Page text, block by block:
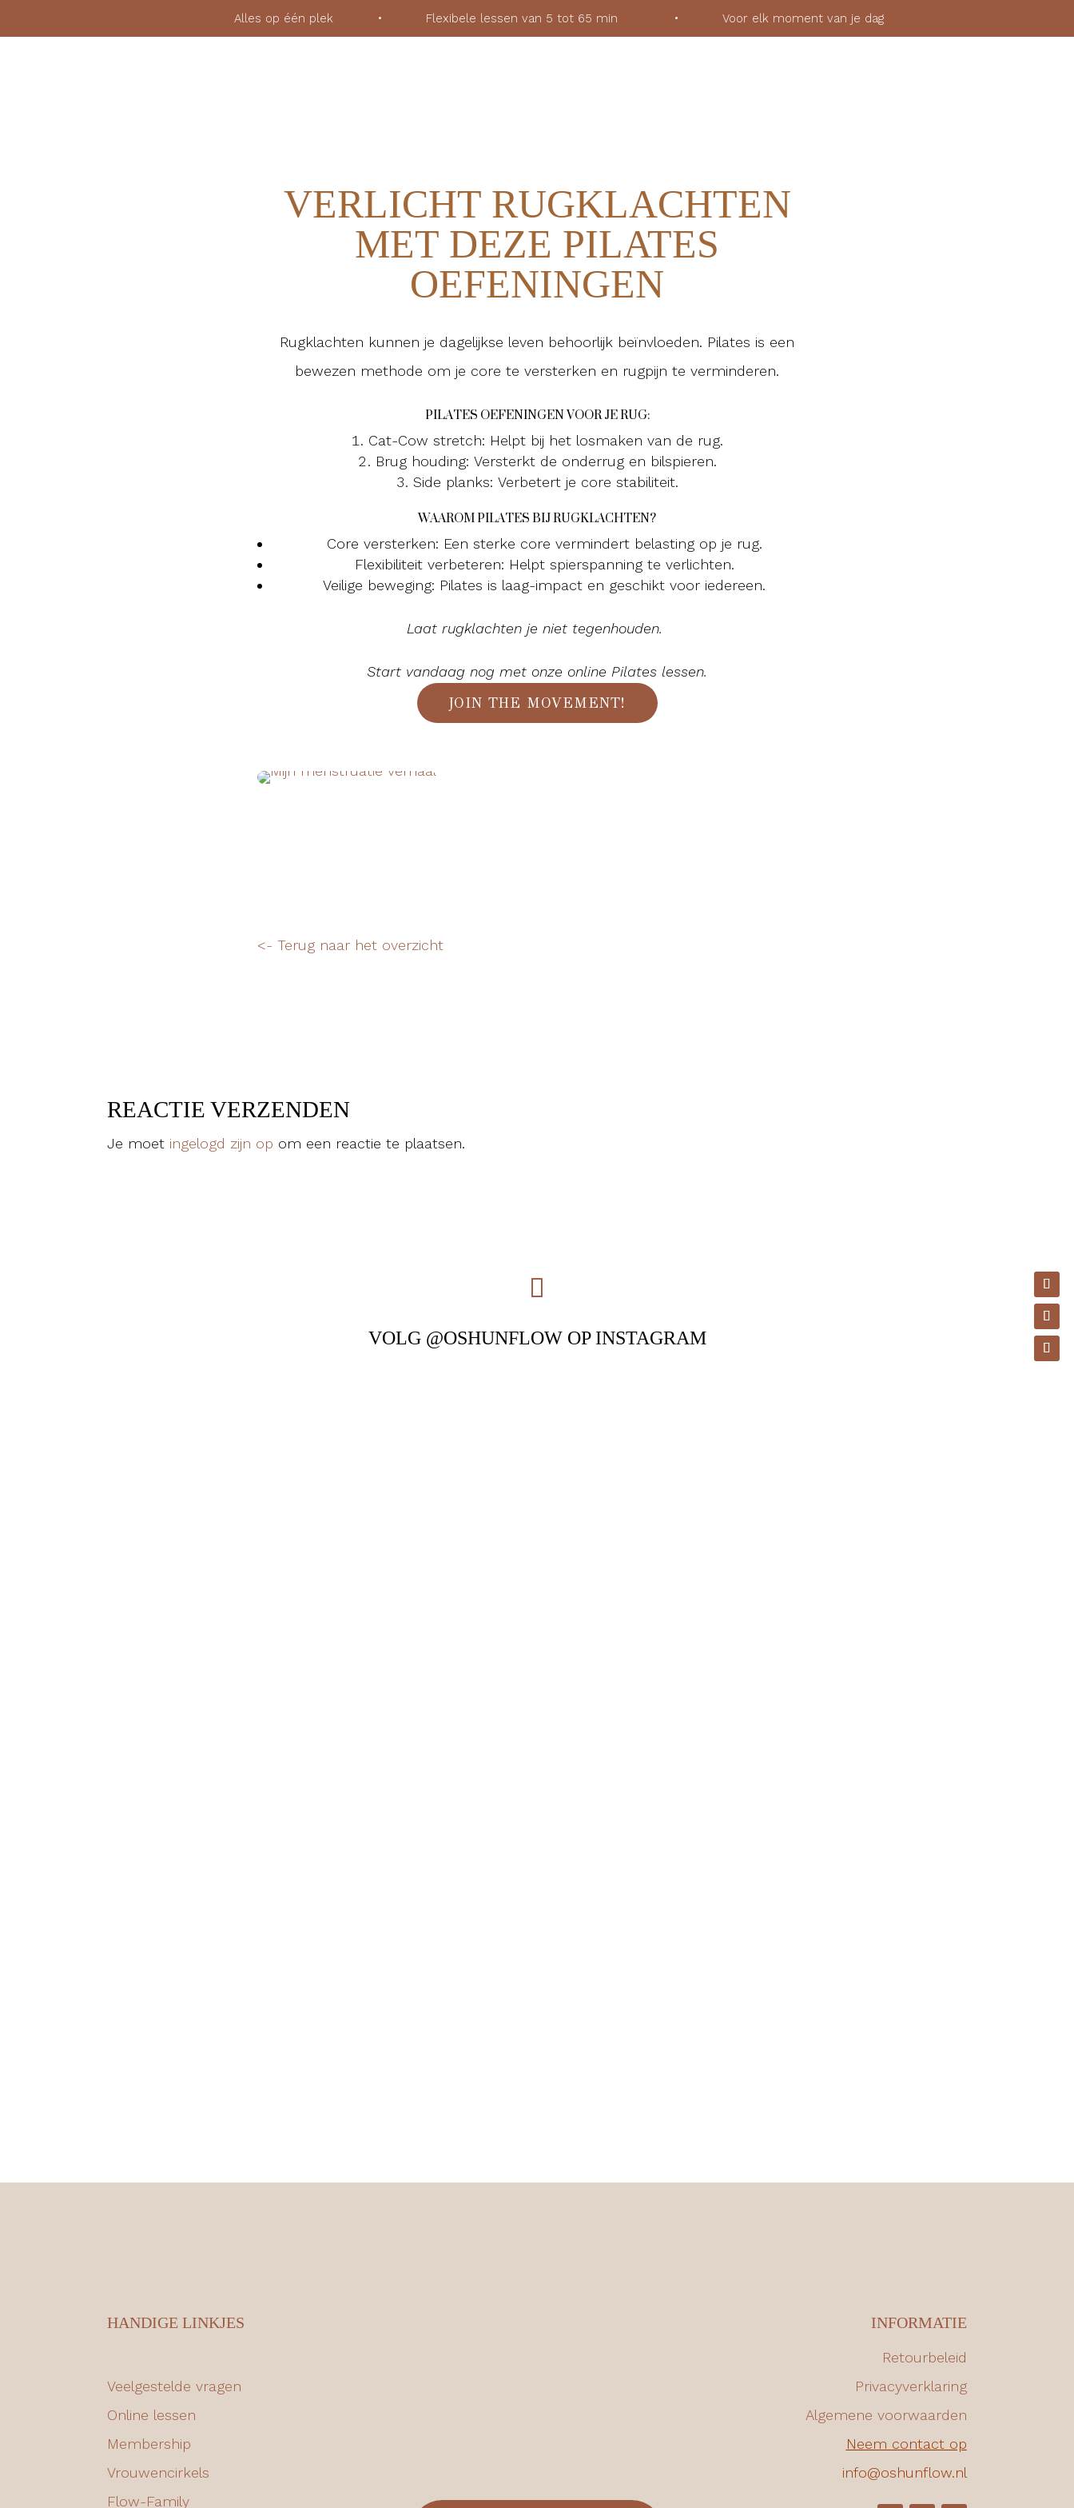
Alles op één plek • Flexibele lessen van 5 tot 65 min • Voor elk moment van je dag
VERLICHT RUGKLACHTEN
MET DEZE PILATES
OEFENINGEN
Rugklachten kunnen je dagelijkse leven behoorlijk beïnvloeden. Pilates is een
bewezen methode om je core te versterken en rugpijn te verminderen.
PILATES OEFENINGEN VOOR JE RUG:
Cat-Cow stretch: Helpt bij het losmaken van de rug.
Brug houding: Versterkt de onderrug en bilspieren.
Side planks: Verbetert je core stabiliteit.
WAAROM PILATES BIJ RUGKLACHTEN?
Core versterken: Een sterke core vermindert belasting op je rug.
Flexibiliteit verbeteren: Helpt spierspanning te verlichten.
Veilige beweging: Pilates is laag-impact en geschikt voor iedereen.
Laat rugklachten je niet tegenhouden.
Start vandaag nog met onze online Pilates lessen.
JOIN THE MOVEMENT!
<- Terug naar het overzicht
REACTIE VERZENDEN
Je moet ingelogd zijn op om een reactie te plaatsen.
VOLG @OSHUNFLOW OP INSTAGRAM
HANDIGE LINKJES
Veelgestelde vragen
Online lessen
Membership
Vrouwencirkels
Flow-Family
INFORMATIE
Retourbeleid
Privacyverklaring
Algemene voorwaarden
Neem contact op
info@oshunflow.nl